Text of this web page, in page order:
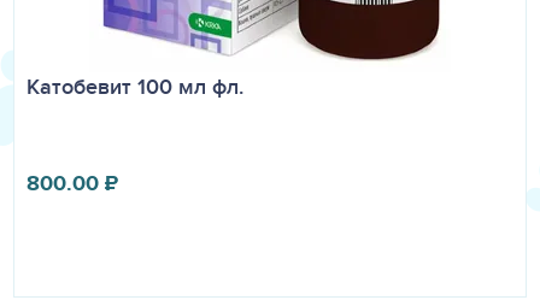
Катобевит 100 мл фл.
800.00₽